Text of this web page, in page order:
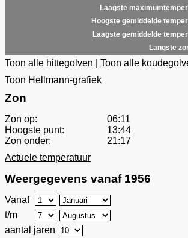
Laagste
Hoogste gemiddelde
Laagste gemiddelde
Langste
Toon alle hittegolven
Toon alle
Toon Hellmann-grafiek
Zon
Zon op:
06:11
Hoogste punt:
13:44
Zon onder:
21:17
Actuele temperatuur
Weergegevens vanaf 1956
Vanaf
t/m
aantal jaren